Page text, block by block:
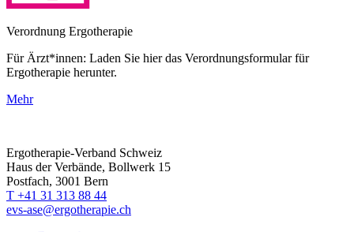
Verordnung Ergotherapie
Für Ärzt*innen: Laden Sie hier das Verordnungsformular für
Ergotherapie herunter.
Mehr
Ergotherapie-Verband Schweiz
Haus der Verbände, Bollwerk 15
Postfach, 3001 Bern
T +41 31 313 88 44
evs-ase@ergotherapie.ch